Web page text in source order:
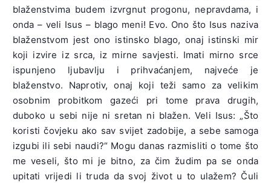
blaženstvima budem izvrgnut progonu, nepravdama, i
onda – veli Isus – blago meni! Evo. Ono što Isus naziva
blaženstvom jest ono istinsko blago, onaj istinski mir
koji izvire iz srca, iz mirne savjesti. Imati mirno srce
ispunjeno ljubavlju i prihvaćanjem, najveće je
blaženstvo. Naprotiv, onaj koji teži samo za velikim
osobnim probitkom gazeći pri tome prava drugih,
duboko u sebi nije ni sretan ni blažen. Veli Isus: „Što
koristi čovjeku ako sav svijet zadobije, a sebe samoga
izgubi ili sebi naudi?“ Mogu danas razmisliti o tome što
me veseli, što mi je bitno, za čim žudim pa se onda
upitati vrijedi li truda da svoj život u to ulažem? Čuli